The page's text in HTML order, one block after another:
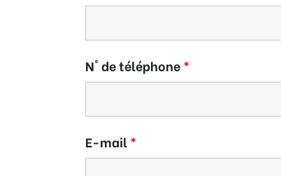
N° de téléphone*
E-mail*